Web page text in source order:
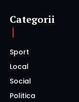
Categorii
Sport
Local
Social
Politica